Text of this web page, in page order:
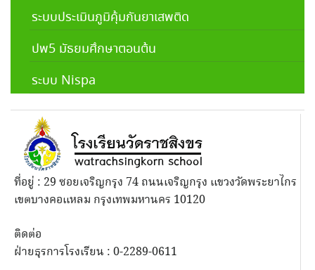
ระบบประเมินภูมิคุ้มกันยาเสพติด
ปพ5 มัธยมศึกษาตอนต้น
ระบบ Nispa
ที่อยู่ : 29 ซอยเจริญกรุง 74 ถนนเจริญกรุง แขวงวัดพระยาไกร
เขตบางคอแหลม กรุงเทพมหานคร 10120
ติดต่อ
ฝ่ายธุรการโรงเรียน : 0-2289-0611